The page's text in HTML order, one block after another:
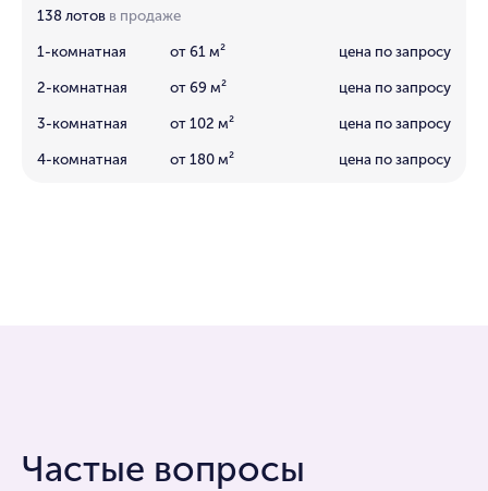
138 лотов в продаже
1-комнатная от 61 м² цена по запросу
2-комнатная от 69 м² цена по запросу
3-комнатная от 102 м² цена по запросу
4-комнатная от 180 м² цена по запросу
Частые вопросы